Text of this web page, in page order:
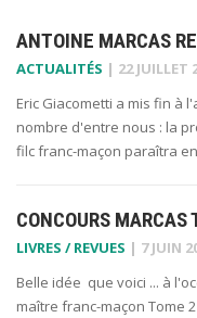
ANTOINE MARCAS
ACTUALITÉS | 22 JUILLET
Eric Giacometti a mis fin à
nombre d'entre nous : la
filc franc-maçon paraîtra en
CONCOURS MARCAS
LIVRES / REVUES | 7 JUIN
Belle idée que voici ... à
maître franc-maçon Tome